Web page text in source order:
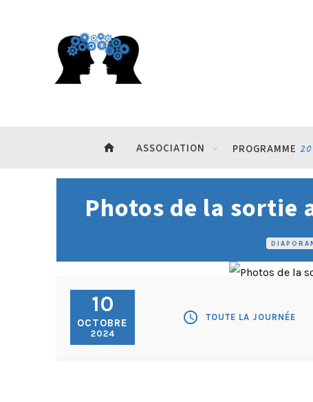
home ASSOCIATION PROGRAMME
Photos de la sortie
10
OCTOBRE
2024
schedule TOUTE LA JOURNÉE